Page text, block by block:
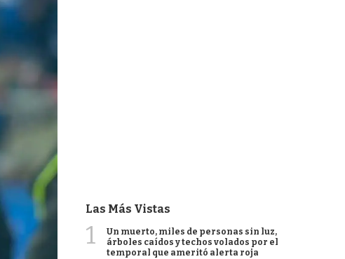
Las Más Vistas
1
Un muerto, miles de personas sin luz,
árboles caídos y techos volados por el
temporal que ameritó alerta roja